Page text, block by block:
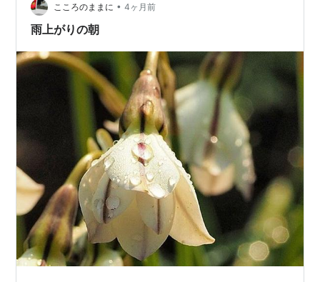
こころのままに • 4ヶ月前
雨上がりの朝